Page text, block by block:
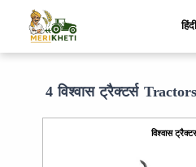
हिंदी
4 विश्वास ट्रैक्टर्स Tractors
विश्वास